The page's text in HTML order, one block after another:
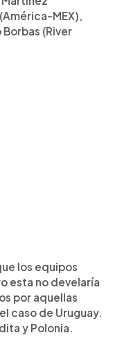
MEX),
(River
los equipos
esta no develaría
por aquellas
caso de Uruguay.
y Polonia.